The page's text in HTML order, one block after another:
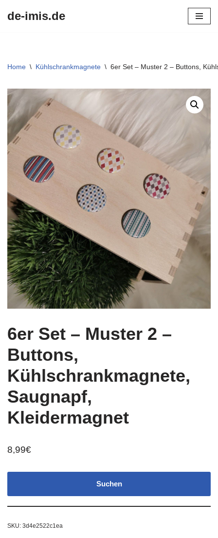
de-imis.de
Home \ Kühlschrankmagnete \ 6er Set – Muster 2 – Buttons,
6er Set – Muster 2 –
Buttons,
Kühlschrankmagnete,
Saugnapf,
Kleidermagnet
8,99€
Suchen
SKU: 3d4e2522c1ea